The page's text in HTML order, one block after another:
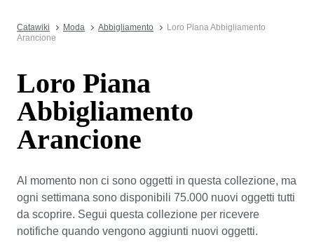
Catawiki Moda Abbigliamento
Loro Piana Abbigliamento
Arancione
Loro Piana
Abbigliamento
Arancione
Al momento non ci sono oggetti in questa collezione, ma
ogni settimana sono disponibili 75.000 nuovi oggetti tutti
da scoprire. Segui questa collezione per ricevere
notifiche quando vengono aggiunti nuovi oggetti.